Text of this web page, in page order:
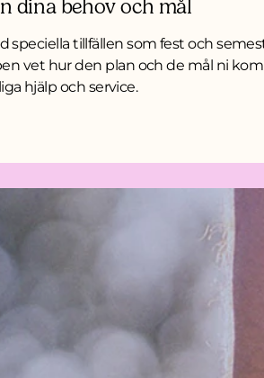
dina behov och mål
speciella tillfällen som fest och
vet hur den plan och de mål ni
hjälp och service.